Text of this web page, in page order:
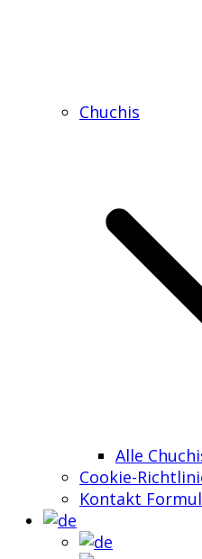
Chuchis
Alle
Cookie-
Kontakt